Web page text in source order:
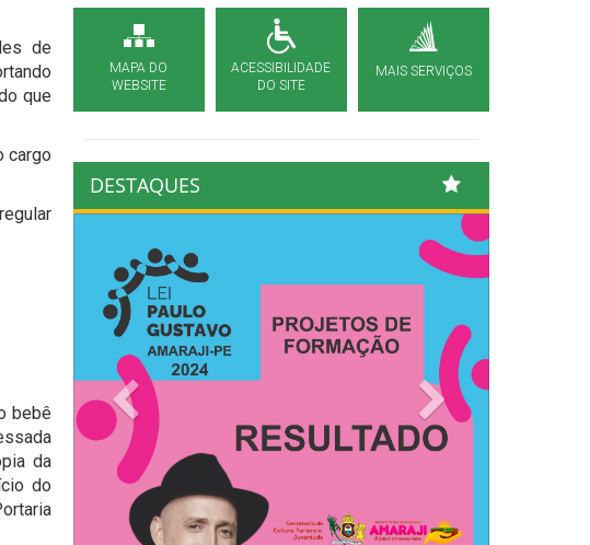
de
que
cargo
bebê
da
do
MAPA DO
WEBSITE
ACESSIBILIDADE
DO SITE
MAIS SERVIÇOS
DESTAQUES
Previous Next